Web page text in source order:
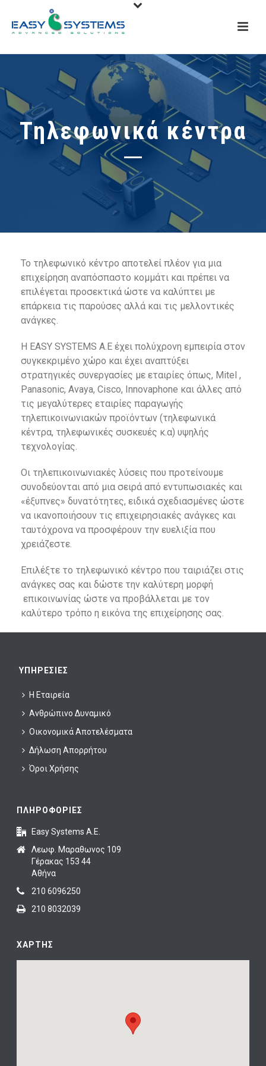
Τηλεφωνικά κέντρα
Το τηλεφωνικό κέντρο αποτελεί πλέον για μια
επιχείρηση αναπόσπαστο κομμάτι και πρέπει να
επιλέγεται προσεκτικά ώστε να καλύπτει με
επάρκεια τις παρούσες αλλά και τις μελλοντικές
ανάγκες.
Η EASY SYSTEMS Α.Ε έχει πολύχρονη εμπειρία στον
συγκεκριμένο χώρο και έχει αναπτύξει
στρατηγικές συνεργασίες με εταιρίες όπως, Mitel ,
Panasonic, Avaya, Cisco, Innovaphone και άλλες από
τις μεγαλύτερες εταιρίες παραγωγής
τηλεπικοινωνιακών προϊόντων (τηλεφωνικά
κέντρα, τηλεφωνικές συσκευές κ.α) υψηλής
τεχνολογίας.
Οι τηλεπικοινωνιακές λύσεις που προτείνουμε
συνοδεύονται από μια σειρά από εντυπωσιακές και
«έξυπνες» δυνατότητες, ειδικά σχεδιασμένες ώστε
να ικανοποιήσουν τις επιχειρησιακές ανάγκες και
ταυτόχρονα να προσφέρουν την ευελιξία που
χρειάζεστε.
Επιλέξτε το τηλεφωνικό κέντρο που ταιριάζει στις
ανάγκες σας και δώστε την καλύτερη μορφή
επικοινωνίας ώστε να προβάλλεται με τον
καλύτερο τρόπο η εικόνα της επιχείρησης σας.
ΥΠΗΡΕΣΊΕΣ
Η Εταιρεία
Ανθρώπινο Δυναμικό
Οικονομικά Αποτελέσματα
Δήλωση Απορρήτου
Όροι Χρήσης
ΠΛΗΡΟΦΟΡΙΕΣ
Easy Systems A.E.
Λεωφ. Μαραθωνος 109
Γέρακας 153 44
Αθήνα
210 6096250
210 8032039
ΧΑΡΤΗΣ